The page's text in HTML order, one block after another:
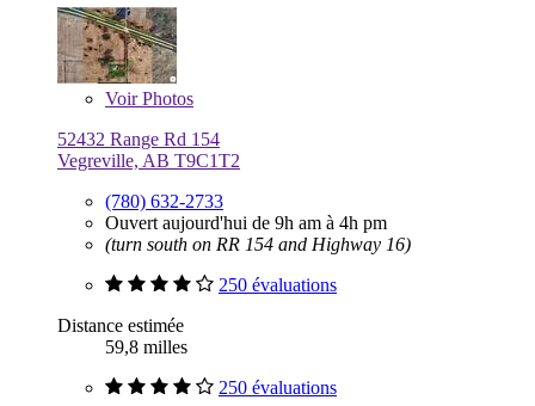
VoirPhotos
52432 Range Rd 154
Vegreville, AB T9C1T2
(780) 632-2733
Ouvert aujourd'hui de 9h am à 4h pm
(turn south on RR 154 and Highway 16)
250 évaluations
Distance estimée
59,8 milles
250 évaluations